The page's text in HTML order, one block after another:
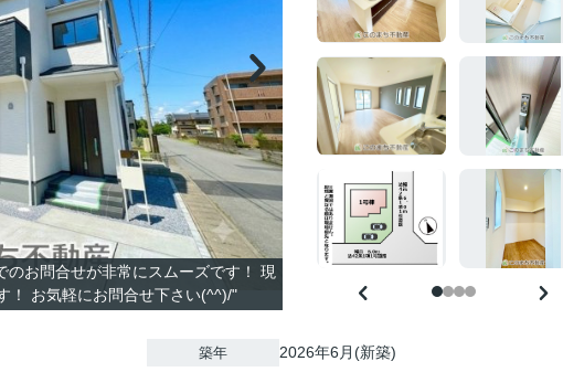
お問合せが非常にスムーズです！ 現
！ お気軽にお問合せ下さい(^^)/"
築年 2026年6月(新築)